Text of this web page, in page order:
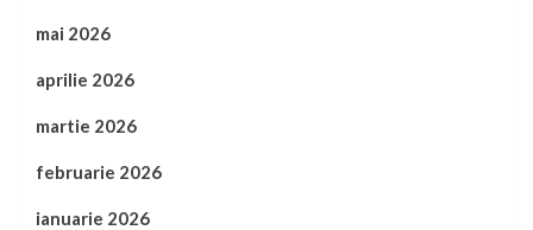
mai 2026
aprilie 2026
martie 2026
februarie 2026
ianuarie 2026